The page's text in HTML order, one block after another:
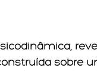
sobre